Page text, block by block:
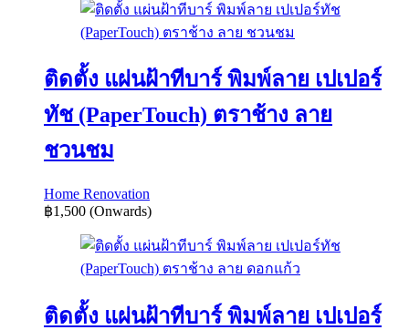
ติดตั้ง แผ่นฝ้าทีบาร์ พิมพ์ลาย เปเปอร์
ทัช (PaperTouch) ตราช้าง ลาย
ชวนชม
Home Renovation
฿1,500 (Onwards)
ติดตั้ง แผ่นฝ้าทีบาร์ พิมพ์ลาย เปเปอร์